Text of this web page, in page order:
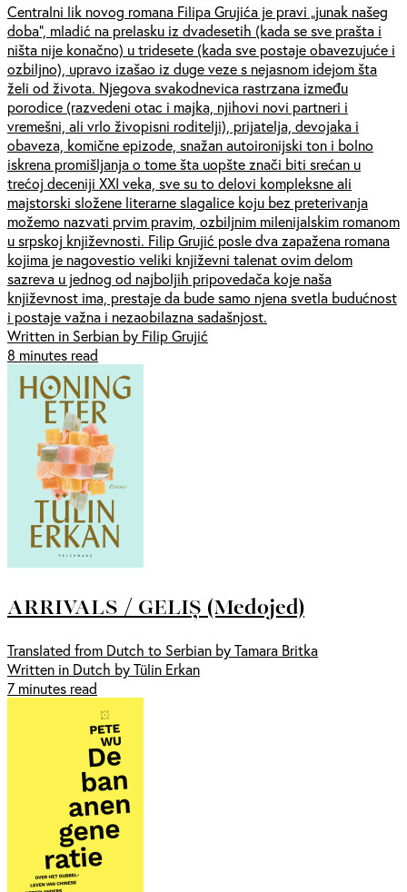
Centralni lik novog romana Filipa Grujića je pravi „junak našeg
doba“, mladić na prelasku iz dvadesetih (kada se sve prašta i
ništa nije konačno) u tridesete (kada sve postaje obavezujuće i
ozbiljno), upravo izašao iz duge veze s nejasnom idejom šta
želi od života. Njegova svakodnevica rastrzana između
porodice (razvedeni otac i majka, njihovi novi partneri i
vremešni, ali vrlo živopisni roditelji), prijatelja, devojaka i
obaveza, komične epizode, snažan autoironijski ton i bolno
iskrena promišljanja o tome šta uopšte znači biti srećan u
trećoj deceniji XXI veka, sve su to delovi kompleksne ali
majstorski složene literarne slagalice koju bez preterivanja
možemo nazvati prvim pravim, ozbiljnim milenijalskim romanom
u srpskoj književnosti. Filip Grujić posle dva zapažena romana
kojima je nagovestio veliki književni talenat ovim delom
sazreva u jednog od najboljih pripovedača koje naša
književnost ima, prestaje da bude samo njena svetla budućnost
i postaje važna i nezaobilazna sadašnjost.
Written in Serbian by Filip Grujić
8 minutes read
ARRIVALS / GELIȘ (Medojed)
Translated from Dutch to Serbian by Tamara Britka
Written in Dutch by Tülin Erkan
7 minutes read